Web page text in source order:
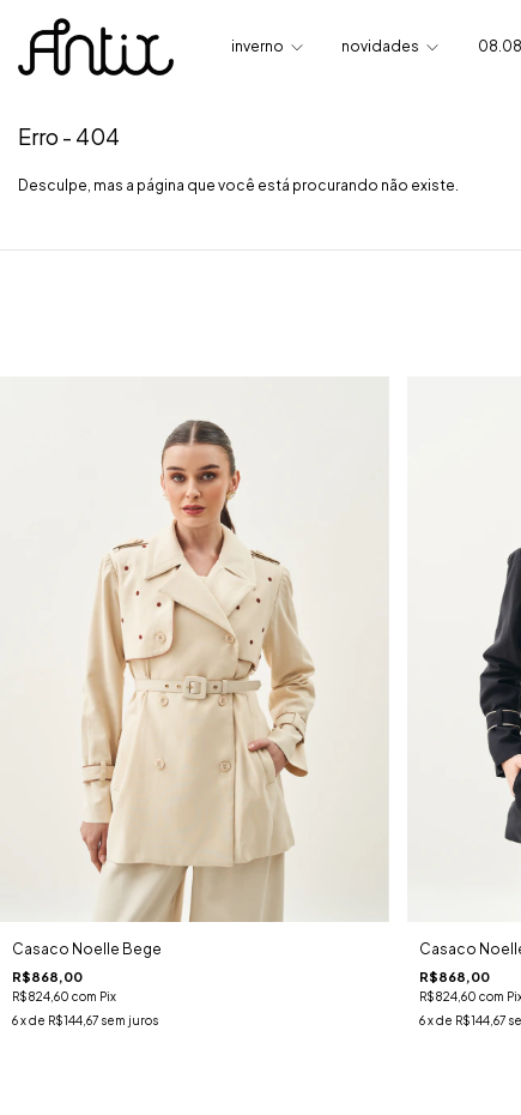
inverno novidades 08.08
Erro - 404
Desculpe, mas a página que você está procurando não existe.
Casaco Noelle Bege
R$868,00
R$824,60 com Pix
6x de R$144,67 sem juros
Casaco
R$868,00
R$824,60 com
6x de R$144,67